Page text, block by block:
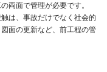
両面で管理が必要です。
は、事故だけでなく社会的
面の更新など、前工程の管